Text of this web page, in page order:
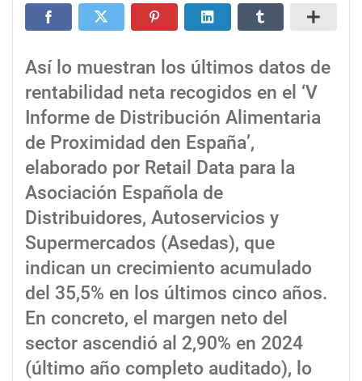
Así lo muestran los últimos datos de
rentabilidad neta recogidos en el ‘V
Informe de Distribución Alimentaria
de Proximidad den España’,
elaborado por Retail Data para la
Asociación Española de
Distribuidores, Autoservicios y
Supermercados (Asedas), que
indican un crecimiento acumulado
del 35,5% en los últimos cinco años.
En concreto, el margen neto del
sector ascendió al 2,90% en 2024
(último año completo auditado), lo